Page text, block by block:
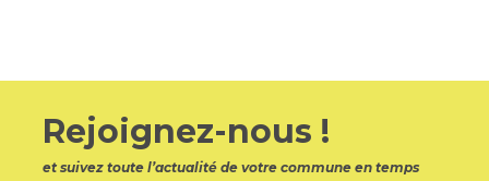
Rejoignez-nous !
et suivez toute l’actualité de votre commune en temps